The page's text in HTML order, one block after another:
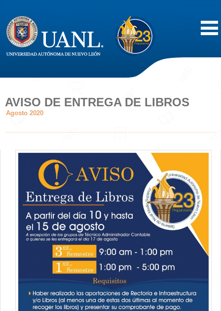
Acerca de
Vida Estudiantil
Servicios
Difusión
Contacto
AVISO DE ENTREGA DE LIBROS
Agosto 2020